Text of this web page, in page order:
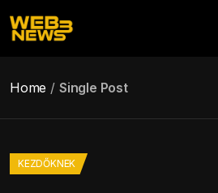
Home Single Post
KEZDŐKNEK